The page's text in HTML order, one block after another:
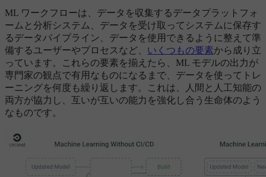
ML ワークフローは、データを収集するデータプラットフォ
ームと分析システム、データを受け取ってシステムに保存す
るデータパイプライン、データを使用できるように整えて準
備するユーザーやプロセスなど、 いくつもの要素から成り立
っています。これらの要素を揃えたら、ML モデルの出力が
専門家の観点で有用なものになるまで、データを使ってトレ
ーニングを何度も繰り返します。これは、人間と人工知能の
両方が協力し、互いが互いの能力を強化し合う生命体のよう
なものです。